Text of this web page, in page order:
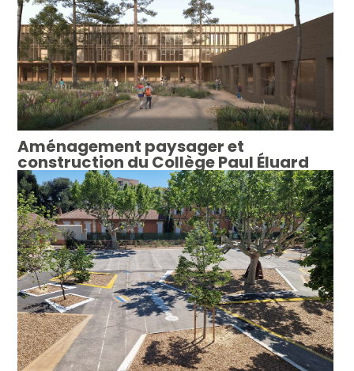
Aménagement paysager et
construction du Collège Paul Éluard